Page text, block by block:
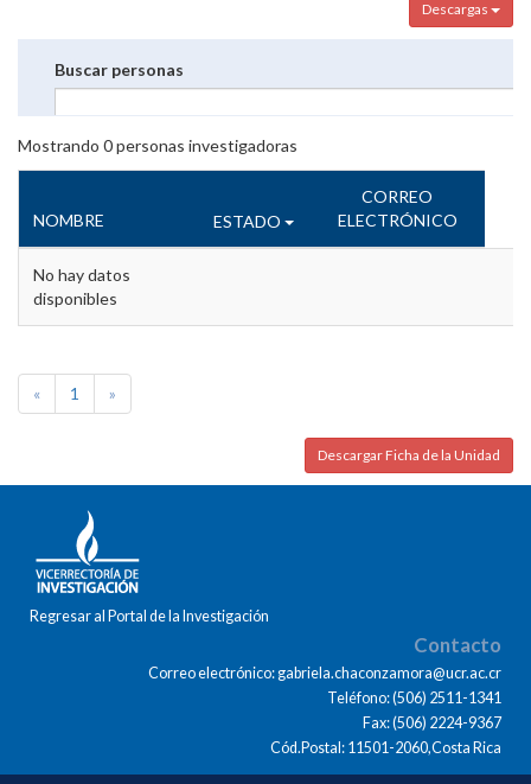
Descargas
Buscar personas
Mostrando 0personas investigadoras
NOMBRE ESTADO
CORREO
ELECTRÓNICO
No hay datos
disponibles
« 1 »
Descargar Ficha de la Unidad
Regresar al Portal de la Investigación
Contacto
Correo electrónico: gabriela.chaconzamora@ucr.ac.cr
Teléfono: (506) 2511-1341
Fax: (506) 2224-9367
Cód.Postal: 11501-2060,Costa Rica